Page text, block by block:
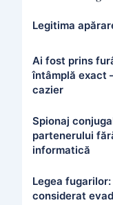
Legitima
Ai fost prins
întâmplă exact
cazier
Spionaj
partenerului
informatică
Legea
considerat